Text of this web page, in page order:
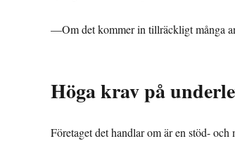
—Om det kommer in tillräckligt många
Höga krav på
Företaget det handlar om är en stöd-